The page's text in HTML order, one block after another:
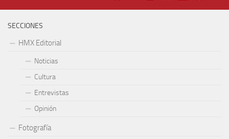
SECCIONES
HMX Editorial
Noticias
Cultura
Entrevistas
Opinión
Fotografía